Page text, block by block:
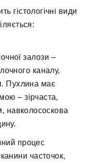
гістологічні види
залози –
каналу,
Пухлина має
– зірчаста,
навколососкова
процес
часточок,